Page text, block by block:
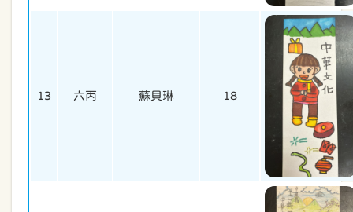
13 六丙 蘇貝琳 18